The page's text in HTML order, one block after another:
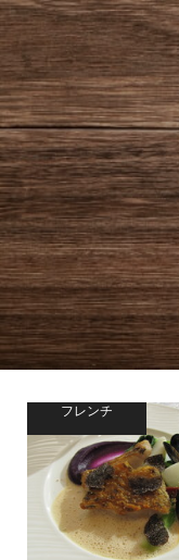
フレンチ